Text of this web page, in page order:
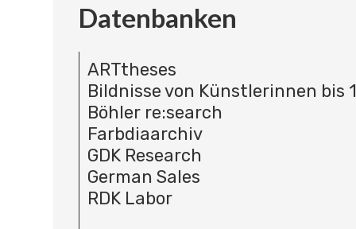
Datenbanken
ARTtheses
Bildnisse von Künstlerinnen bis
Böhler re:search
Farbdiaarchiv
GDK Research
German Sales
RDK Labor